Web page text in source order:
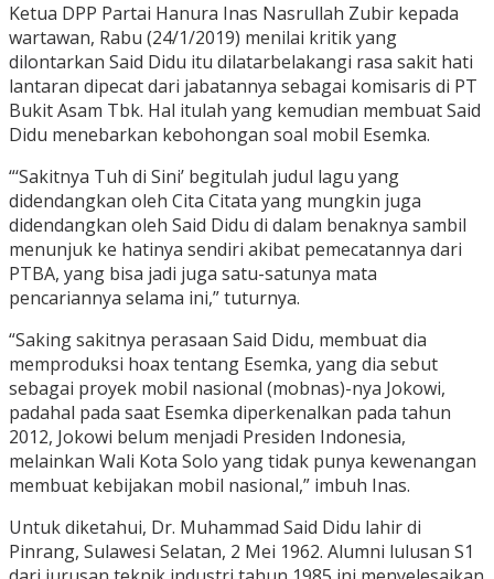
Ketua DPP Partai Hanura Inas Nasrullah Zubir kepada
wartawan, Rabu (24/1/2019) menilai kritik yang
dilontarkan Said Didu itu dilatarbelakangi rasa sakit hati
lantaran dipecat dari jabatannya sebagai komisaris di PT
Bukit Asam Tbk. Hal itulah yang kemudian membuat Said
Didu menebarkan kebohongan soal mobil Esemka.
“‘Sakitnya Tuh di Sini’ begitulah judul lagu yang
didendangkan oleh Cita Citata yang mungkin juga
didendangkan oleh Said Didu di dalam benaknya sambil
menunjuk ke hatinya sendiri akibat pemecatannya dari
PTBA, yang bisa jadi juga satu-satunya mata
pencariannya selama ini,” tuturnya.
“Saking sakitnya perasaan Said Didu, membuat dia
memproduksi hoax tentang Esemka, yang dia sebut
sebagai proyek mobil nasional (mobnas)-nya Jokowi,
padahal pada saat Esemka diperkenalkan pada tahun
2012, Jokowi belum menjadi Presiden Indonesia,
melainkan Wali Kota Solo yang tidak punya kewenangan
membuat kebijakan mobil nasional,” imbuh Inas.
Untuk diketahui, Dr. Muhammad Said Didu lahir di
Pinrang, Sulawesi Selatan, 2 Mei 1962. Alumni lulusan S1